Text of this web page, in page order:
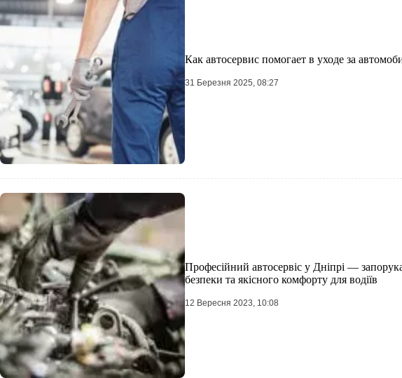
Как автосервис помогает в уходе за
31 Березня 2025, 08:27
Професійний автосервіс у Дніпрі —
безпеки та якісного комфорту для водіїв
12 Вересня 2023, 10:08